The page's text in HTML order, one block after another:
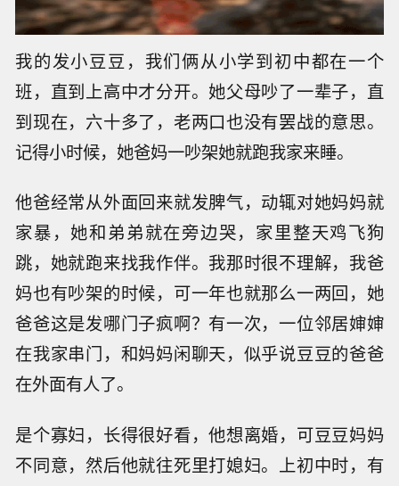
我的发小豆豆，我们俩从小学到初中都在一个
班，直到上高中才分开。她父母吵了一辈子，直
到现在，六十多了，老两口也没有罢战的意思。
记得小时候，她爸妈一吵架她就跑我家来睡。
他爸经常从外面回来就发脾气，动辄对她妈妈就
家暴，她和弟弟就在旁边哭，家里整天鸡飞狗
跳，她就跑来找我作伴。我那时很不理解，我爸
妈也有吵架的时候，可一年也就那么一两回，她
爸爸这是发哪门子疯啊？有一次，一位邻居婶婶
在我家串门，和妈妈闲聊天，似乎说豆豆的爸爸
在外面有人了。
是个寡妇，长得很好看，他想离婚，可豆豆妈妈
不同意，然后他就往死里打媳妇。上初中时，有